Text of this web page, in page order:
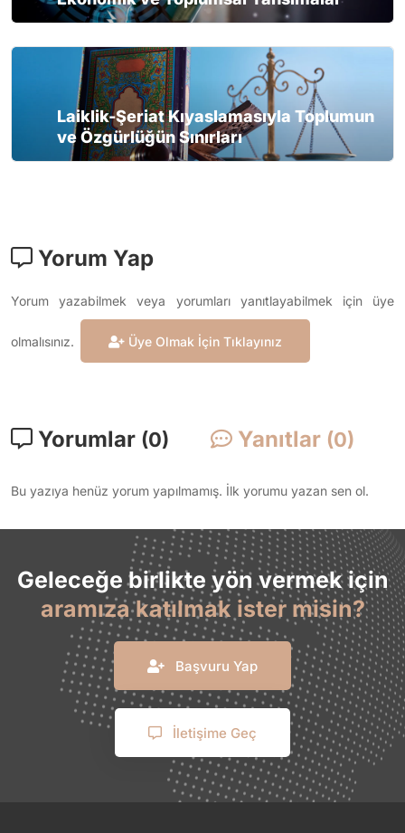
Laiklik-Şeriat Kıyaslamasıyla Toplumun
ve Özgürlüğün Sınırları
Yorum Yap
Yorum yazabilmek veya yorumları yanıtlayabilmek için üye
olmalısınız. Üye Olmak İçin Tıklayınız
Yorumlar (0) Yanıtlar (0)
Bu yazıya henüz yorum yapılmamış. İlk yorumu yazan sen ol.
Geleceğe birlikte yön vermek için
aramıza katılmak ister misin?
Başvuru Yap
İletişime Geç